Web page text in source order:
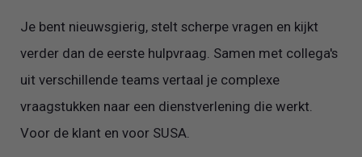
Je bent nieuwsgierig, stelt scherpe vragen en kijkt
verder dan de eerste hulpvraag. Samen met collega's
uit verschillende teams vertaal je complexe
vraagstukken naar een dienstverlening die werkt.
Voor de klant en voor SUSA.